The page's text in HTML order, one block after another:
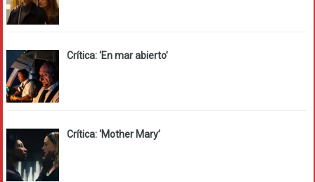
Crítica: ‘En mar abierto’
Crítica: ‘Mother Mary’